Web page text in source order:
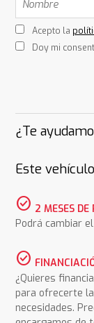
Acepto la
Doy mi
¿Te
Este
check_circle 2 MESES
Podrá cambiar
check_circle
¿Quieres
para ofrecerte
necesidades.